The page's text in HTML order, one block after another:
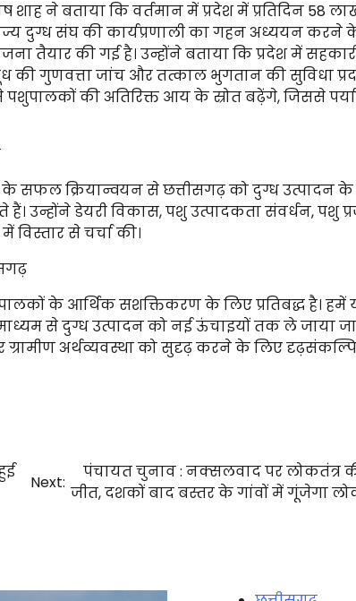
ने बताया कि वर्तमान में प्रदेश में प्रतिदिन 58
दुग्ध संघ की कार्यप्रणाली का गहन अध्ययन करने
तैयार की गई है। उन्होंने बताया कि प्रदेश में
गुणवत्ता जांच और तत्काल भुगतान की सुविधा
पशुपालकों की अतिरिक्त आय के स्रोत बढ़ेंगे, जिससे
सफल क्रियान्वयन से छत्तीसगढ़ को दुग्ध उत्पादन के
उन्होंने डेयरी विकास, पशु उत्पादकता संवर्धन, पशु
से चर्चा की।
के आर्थिक सशक्तिकरण के लिए प्रतिबद्ध है। हमें
से दुग्ध उत्पादन को नई ऊंचाइयों तक ले जाया
अर्थव्यवस्था को सुदृढ़ करने के लिए
Next:
पंचायत चुनाव : नक्सलवाद पर लोकतंत्र
जीत, दशकों बाद बस्तर के गांवों में गूंजेगा